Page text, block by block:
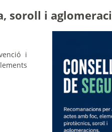
soroll i
i